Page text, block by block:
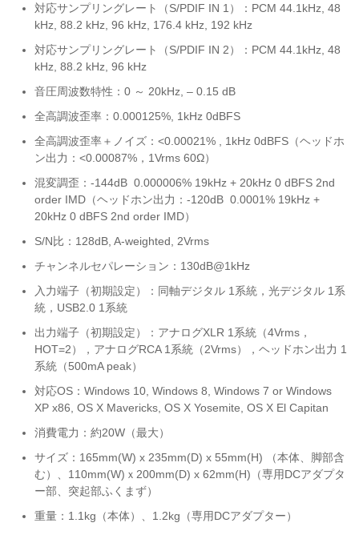
対応サンプリングレート（S/PDIF IN 1）：PCM 44.1kHz, 48
kHz, 88.2 kHz, 96 kHz, 176.4 kHz, 192 kHz
対応サンプリングレート（S/PDIF IN 2）：PCM 44.1kHz, 48
kHz, 88.2 kHz, 96 kHz
音圧周波数特性：0 ～ 20kHz, – 0.15 dB
全高調波歪率：0.000125%, 1kHz 0dBFS
全高調波歪率＋ノイズ：<0.00021% , 1kHz 0dBFS（ヘッドホ
ン出力：<0.00087%，1Vrms 60Ω）
混変調歪：-144dB 0.000006% 19kHz + 20kHz 0 dBFS 2nd
order IMD（ヘッドホン出力：-120dB 0.0001% 19kHz +
20kHz 0 dBFS 2nd order IMD）
S/N比：128dB, A-weighted, 2Vrms
チャンネルセパレーション：130dB@1kHz
入力端子（初期設定）：同軸デジタル 1系統，光デジタル 1系
統，USB2.0 1系統
出力端子（初期設定）：アナログXLR 1系統（4Vrms，
HOT=2），アナログRCA 1系統（2Vrms），ヘッドホン出力 1
系統（500mA peak）
対応OS：Windows 10, Windows 8, Windows 7 or Windows
XP x86, OS X Mavericks, OS X Yosemite, OS X El Capitan
消費電力：約20W（最大）
サイズ：165mm(W) x 235mm(D) x 55mm(H) （本体、脚部含
む）、110mm(W)ｘ200mm(D) x 62mm(H)（専用DCアダプタ
ー部、突起部ふくまず）
重量：1.1kg（本体）、1.2kg（専用DCアダプター）